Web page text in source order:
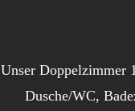
Unser Doppelzimmer
Dusche/WC,